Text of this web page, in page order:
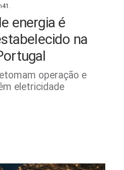
energia é
na
operação e
eletricidade